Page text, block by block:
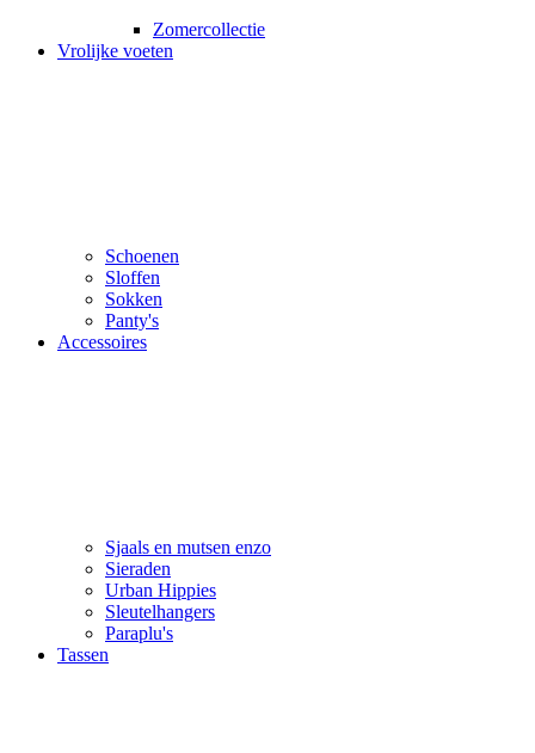
Zomercollectie
Vrolijke voeten
Schoenen
Sloffen
Sokken
Panty's
Accessoires
Sjaals en mutsen enzo
Sieraden
Urban Hippies
Sleutelhangers
Paraplu's
Tassen